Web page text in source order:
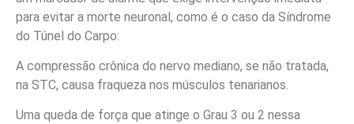
para evitar a morte neuronal, como é o caso da Síndrome
do Túnel do Carpo:
A compressão crônica do nervo mediano, se não tratada,
na STC, causa fraqueza nos músculos tenarianos.
Uma queda de força que atinge o Grau 3 ou 2 nessa